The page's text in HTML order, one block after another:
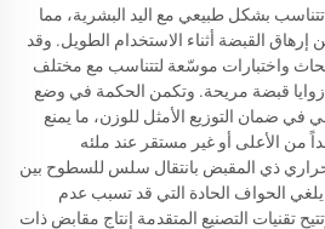
بشكل طبيعي مع اليد البشرية، مما
القبضة أثناء الاستخدام الطويل. وقد
واختبارات موسّعة لتتناسب مع مختلف
قبضة مريحة. وتكمن الحكمة في وضع
في ضمان التوزيع الأمثل للوزن، ما يمنع
من الأعلى أو غير مستقر عند ملئه
ذي المقبض بانتقال سلس للسطوح بين
الحواف الحادة التي قد تسبب عدم
تقنيات التصنيع المتقدمة إنتاج مقابض ذات